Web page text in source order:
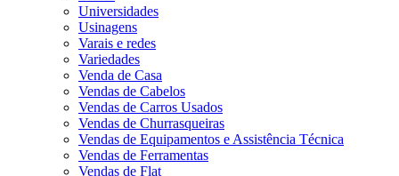
Universidades
Usinagens
Varais e redes
Variedades
Venda de Casa
Vendas de Cabelos
Vendas de Carros Usados
Vendas de Churrasqueiras
Vendas de Equipamentos e Assistência Técnica
Vendas de Ferramentas
Vendas de Flat